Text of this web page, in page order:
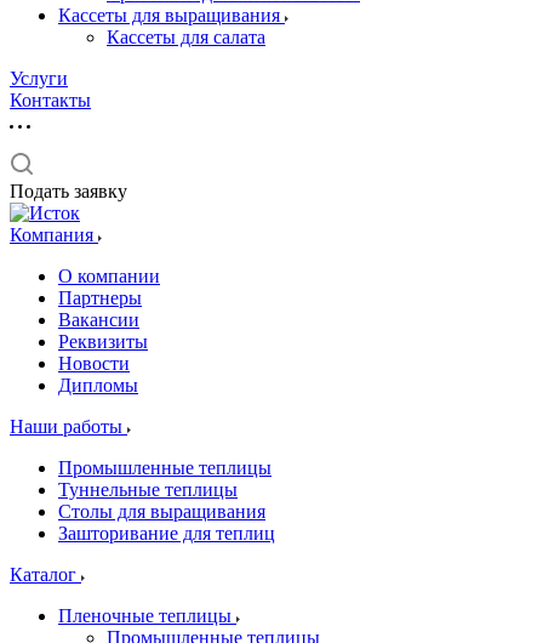
Кассеты для выращивания
Кассеты для салата
Услуги
Контакты
Подать заявку
Компания
О компании
Партнеры
Вакансии
Реквизиты
Новости
Дипломы
Наши работы
Промышленные теплицы
Туннельные теплицы
Столы для выращивания
Зашторивание для теплиц
Каталог
Пленочные теплицы
Промышленные теплицы